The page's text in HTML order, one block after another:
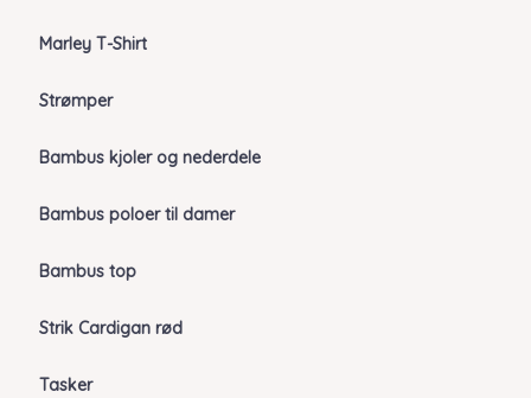
Marley T-Shirt
Strømper
Bambus kjoler og nederdele
Bambus poloer til damer
Bambus top
Strik Cardigan rød
Tasker